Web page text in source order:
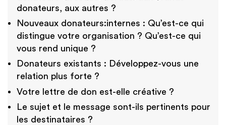
donateurs, aux autres ?
Nouveaux donateurs:internes : Qu’est-ce qui
distingue votre organisation ? Qu’est-ce qui
vous rend unique ?
Donateurs existants : Développez-vous une
relation plus forte ?
Votre lettre de don est-elle créative ?
Le sujet et le message sont-ils pertinents pour
les destinataires ?